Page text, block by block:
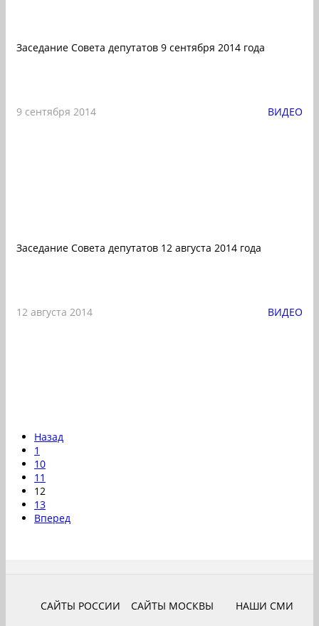
Заседание Совета депутатов 9 сентября 2014 года
9 сентября 2014 ВИДЕО
Заседание Совета депутатов 12 августа 2014 года
12 августа 2014 ВИДЕО
Назад
1
10
11
12
13
Вперед
САЙТЫ РОССИИ САЙТЫ МОСКВЫ НАШИ СМИ